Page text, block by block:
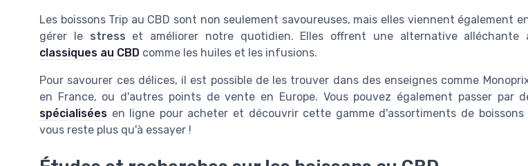
Les boissons Trip au CBD sont non seulement savoureuses, mais elles viennent également
gérer le stress et améliorer notre quotidien. Elles offrent une alternative alléchante
classiques au CBD comme les huiles et les infusions.
Pour savourer ces délices, il est possible de les trouver dans des enseignes comme
en France, ou d'autres points de vente en Europe. Vous pouvez également passer par
spécialisées en ligne pour acheter et découvrir cette gamme d'assortiments de boissons
vous reste plus qu'à essayer !